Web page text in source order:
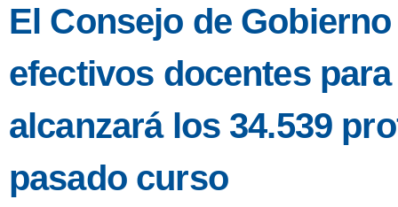
El Consejo de
efectivos docentes
alcanzará los 34.539
pasado curso